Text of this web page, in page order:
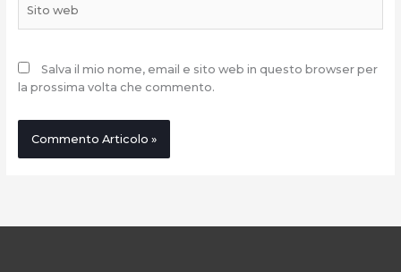
web
Salva il mio nome, email e sito web in questo browser per
la prossima volta che commento.